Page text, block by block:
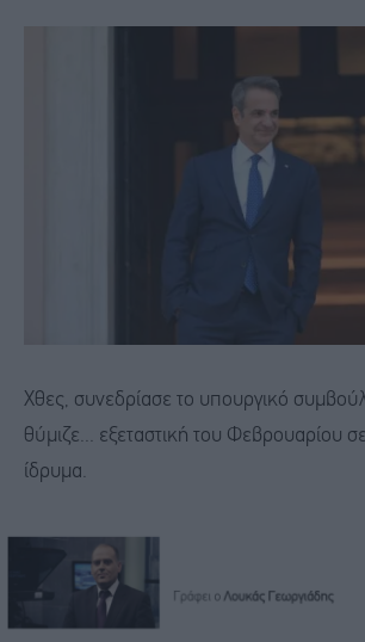
Χθες, συνεδρίασε το υπουργικό
θύμιζε... εξεταστική του Φεβρουαρίου
ίδρυμα.